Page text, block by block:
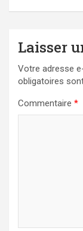
Laisser
Votre adresse
obligatoires
Commentaire *